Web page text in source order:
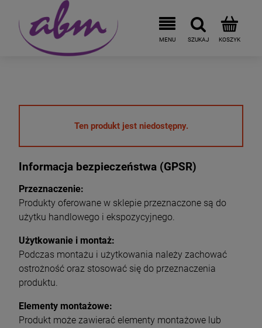
Ten produkt jest niedostępny.
Informacja bezpieczeństwa (GPSR)
Przeznaczenie:
Produkty oferowane w sklepie przeznaczone są do
użytku handlowego i ekspozycyjnego.
Użytkowanie i montaż:
Podczas montażu i użytkowania należy zachować
ostrożność oraz stosować się do przeznaczenia
produktu.
Elementy montażowe:
Produkt może zawierać elementy montażowe lub